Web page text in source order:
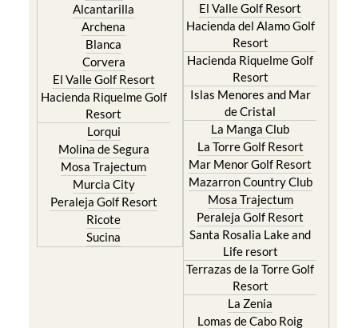
Alcantarilla
Archena
Blanca
Corvera
El Valle Golf Resort
Hacienda Riquelme Golf
Resort
Lorqui
Molina de Segura
Mosa Trajectum
Murcia City
Peraleja Golf Resort
Ricote
Sucina
El Valle Golf Resort
Hacienda del Alamo Golf
Resort
Hacienda Riquelme Golf
Resort
Islas Menores and Mar
de Cristal
La Manga Club
La Torre Golf Resort
Mar Menor Golf Resort
Mazarron Country Club
Mosa Trajectum
Peraleja Golf Resort
Santa Rosalia Lake and
Life resort
Terrazas de la Torre Golf
Resort
La Zenia
Lomas de Cabo Roig